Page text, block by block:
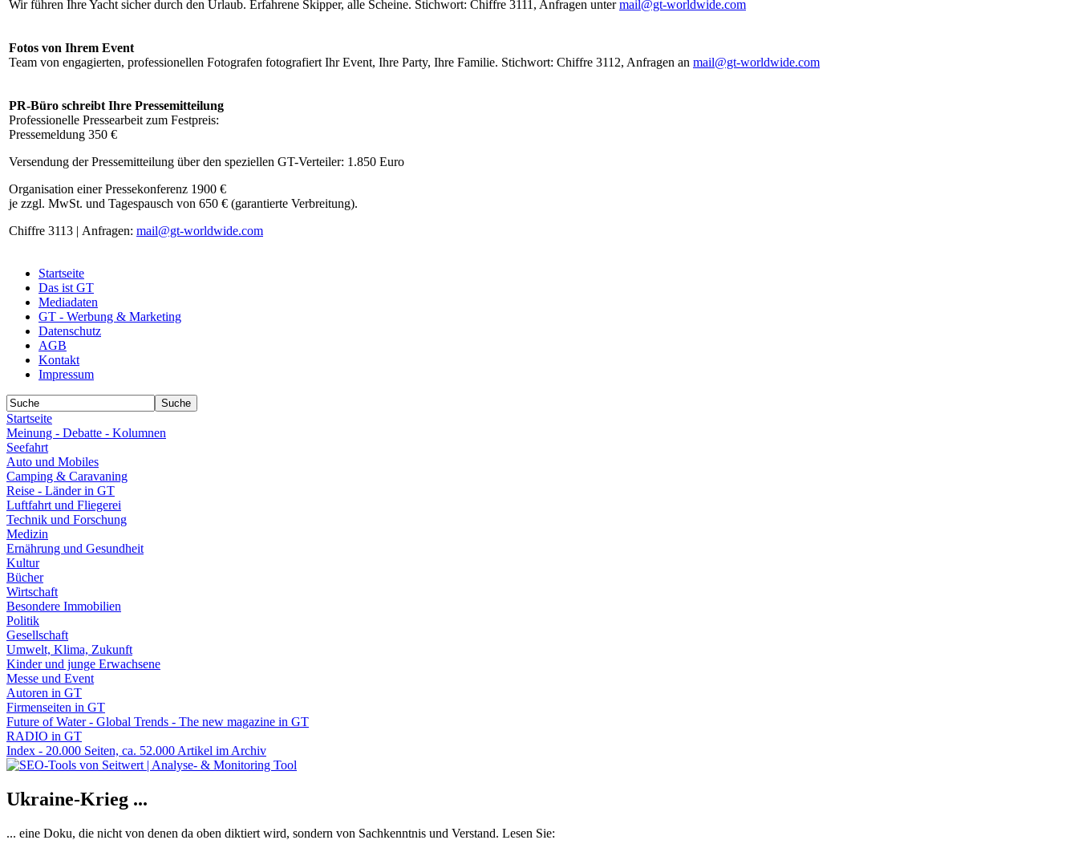
Wir führen Ihre Yacht sicher durch den Urlaub. Erfahrene Skipper, alle Scheine. Stichwort: Chiffre 3111, Anfragen untermail@gt-worldwide.com
Fotos von Ihrem Event
Team von engagierten, professionellen Fotografen fotografiert Ihr Event, Ihre Party, Ihre Familie. Stichwort: Chiffre 3112, Anfragen an mail@gt-worldwide.com
PR-Büro schreibt Ihre Pressemitteilung
Professionelle Pressearbeit zum Festpreis:
Pressemeldung 350 €
Versendung der Pressemitteilung über den speziellen GT-Verteiler: 1.850 Euro
Organisation einer Pressekonferenz 1900 €
je zzgl. MwSt. und Tagespausch von 650 € (garantierte Verbreitung).
Chiffre 3113 | Anfragen: mail@gt-worldwide.com
Startseite
Das ist GT
Mediadaten
GT - Werbung & Marketing
Datenschutz
AGB
Kontakt
Impressum
Startseite
Meinung - Debatte - Kolumnen
Seefahrt
Auto und Mobiles
Camping & Caravaning
Reise - Länder in GT
Luftfahrt und Fliegerei
Technik und Forschung
Medizin
Ernährung und Gesundheit
Kultur
Bücher
Wirtschaft
Besondere Immobilien
Politik
Gesellschaft
Umwelt, Klima, Zukunft
Kinder und junge Erwachsene
Messe und Event
Autoren in GT
Firmenseiten in GT
Future of Water - Global Trends - The new magazine in GT
RADIO in GT
Index - 20.000 Seiten, ca. 52.000 Artikel im Archiv
Ukraine-Krieg ...
... eine Doku, die nicht von denen da oben diktiert wird, sondern von Sachkenntnis und Verstand. Lesen Sie: